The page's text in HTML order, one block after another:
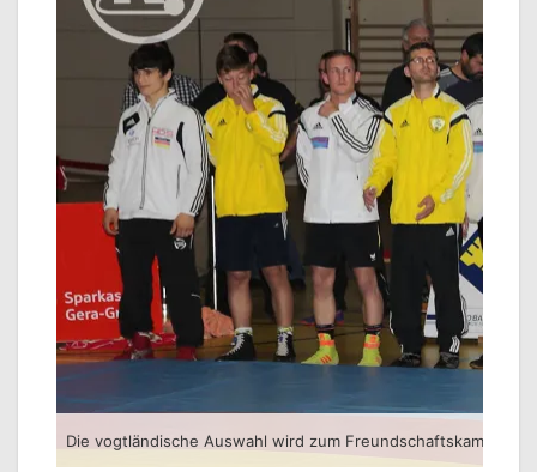
Die vogtländische Auswahl wird zum Freundschaftskampf